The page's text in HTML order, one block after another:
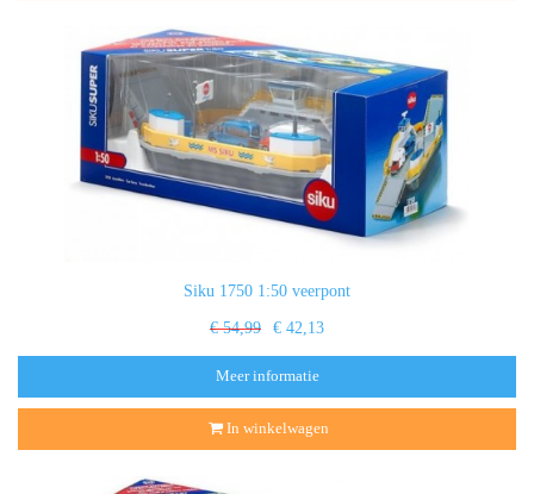
Siku 1750 1:50 veerpont
€ 54,99 € 42,13
Meer informatie
In winkelwagen